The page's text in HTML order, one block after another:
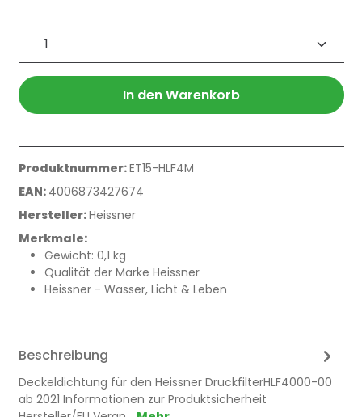
Produkt Anzahl: Gib den
In den Warenkorb
Produktnummer:ET15-HLF4M
EAN: 4006873427674
Hersteller:Heissner
Merkmale:
Gewicht: 0,1 kg
Qualität der Marke Heissner
Heissner - Wasser, Licht & Leben
Beschreibung
Deckeldichtung für den Heissner DruckfilterHLF4000-00
ab 2021 Informationen zur Produktsicherheit